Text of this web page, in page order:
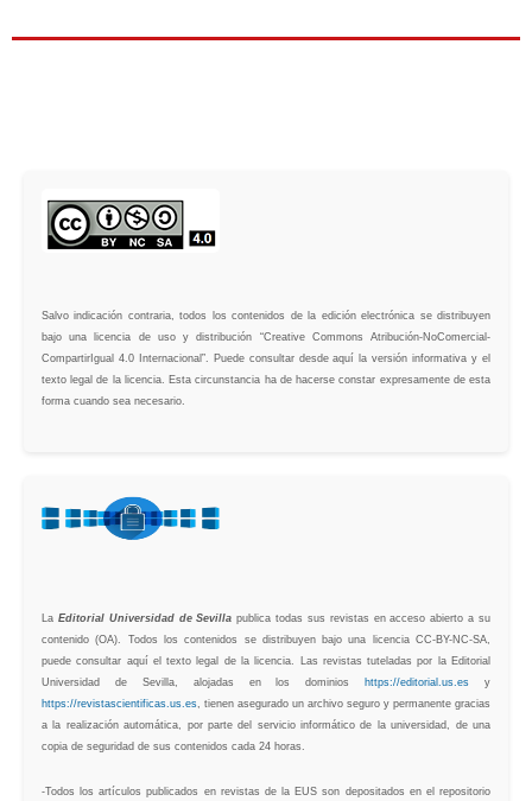
Salvo indicación contraria, todos los contenidos de la edición electrónica se distribuyen
bajo una licencia de uso y distribución “Creative Commons Atribución-NoComercial-
CompartirIgual 4.0 Internacional”. Puede consultar desde aquí la versión informativa y el
texto legal de la licencia. Esta circunstancia ha de hacerse constar expresamente de esta
forma cuando sea necesario.
La Editorial Universidad de Sevilla publica todas sus revistas en acceso abierto a su
contenido (OA). Todos los contenidos se distribuyen bajo una licencia CC-BY-NC-SA,
puede consultar aquí el texto legal de la licencia. Las revistas tuteladas por la Editorial
Universidad de Sevilla, alojadas en los dominios https://editorial.us.es y
https://revistascientificas.us.es, tienen asegurado un archivo seguro y permanente gracias
a la realización automática, por parte del servicio informático de la universidad, de una
copia de seguridad de sus contenidos cada 24 horas.
-Todos los artículos publicados en revistas de la EUS son depositados en el repositorio